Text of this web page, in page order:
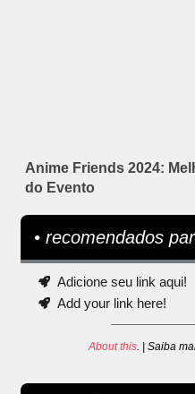
Anime Friends 2024:
do Evento
• recomendados
Adicione seu link aqui!
Add your link here!
About this. | Saiba